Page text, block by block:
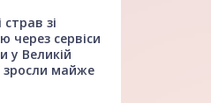
зі
через сервіси
у Великій
зросли майже